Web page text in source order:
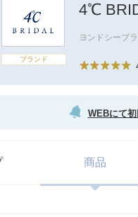
ブランド
4℃
ヨンドシーブ
WEBにて
商品